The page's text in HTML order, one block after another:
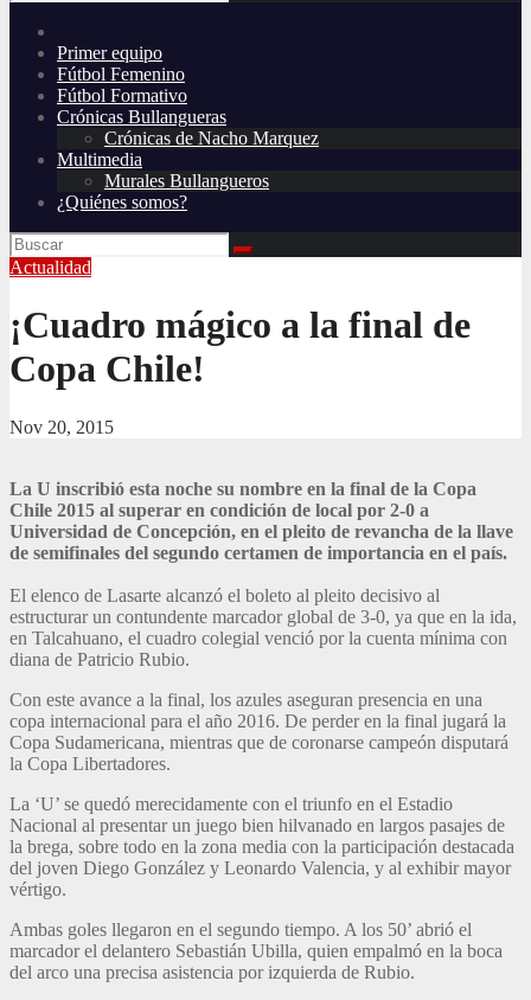
Primer equipo
Fútbol Femenino
Fútbol Formativo
Crónicas Bullangueras
Crónicas de Nacho Marquez
Multimedia
Murales Bullangueros
¿Quiénes somos?
Actualidad
¡Cuadro mágico a la final de
Copa Chile!
Nov 20, 2015
La U inscribió esta noche su nombre en la final de la Copa
Chile 2015 al superar en condición de local por 2-0 a
Universidad de Concepción, en el pleito de revancha de la llave
de semifinales del segundo certamen de importancia en el país.
El elenco de Lasarte alcanzó el boleto al pleito decisivo al
estructurar un contundente marcador global de 3-0, ya que en la ida,
en Talcahuano, el cuadro colegial venció por la cuenta mínima con
diana de Patricio Rubio.
Con este avance a la final, los azules aseguran presencia en una
copa internacional para el año 2016. De perder en la final jugará la
Copa Sudamericana, mientras que de coronarse campeón disputará
la Copa Libertadores.
La ‘U’ se quedó merecidamente con el triunfo en el Estadio
Nacional al presentar un juego bien hilvanado en largos pasajes de
la brega, sobre todo en la zona media con la participación destacada
del joven Diego González y Leonardo Valencia, y al exhibir mayor
vértigo.
Ambas goles llegaron en el segundo tiempo. A los 50’ abrió el
marcador el delantero Sebastián Ubilla, quien empalmó en la boca
del arco una precisa asistencia por izquierda de Rubio.